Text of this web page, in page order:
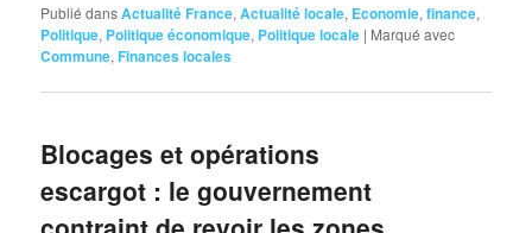
Publié dansActualité France,Actualité locale, Economie,finance,
Politique, Politique économique, Politique locale | Marqué avec
Commune,Finances locales
Blocages et opérations
escargot : le gouvernement